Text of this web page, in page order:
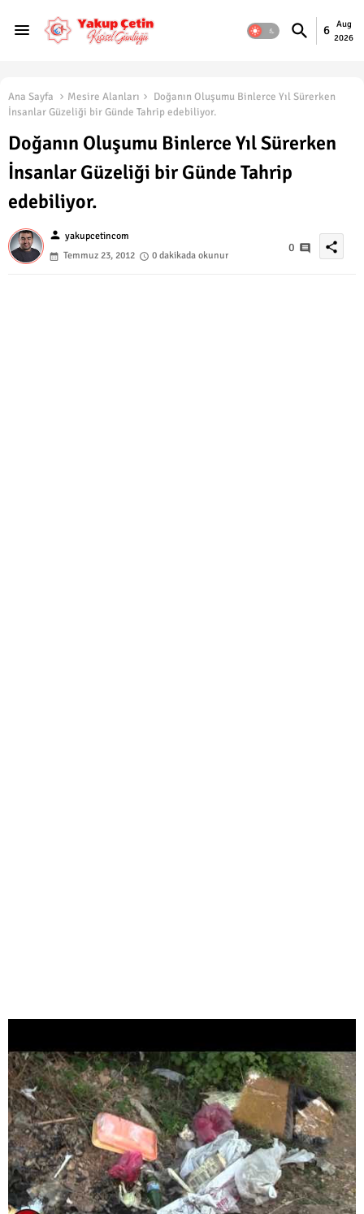
6
Aug
2026
Ana Sayfa Mesire Alanları
Doğanın Oluşumu Binlerce Yıl Sürerken
İnsanlar Güzeliği bir Günde Tahrip edebiliyor.
Doğanın Oluşumu Binlerce Yıl Sürerken
İnsanlar Güzeliği bir Günde Tahrip
edebiliyor.
person yakupcetincom
Temmuz 23, 2012
0 dakikada okunur
0 share